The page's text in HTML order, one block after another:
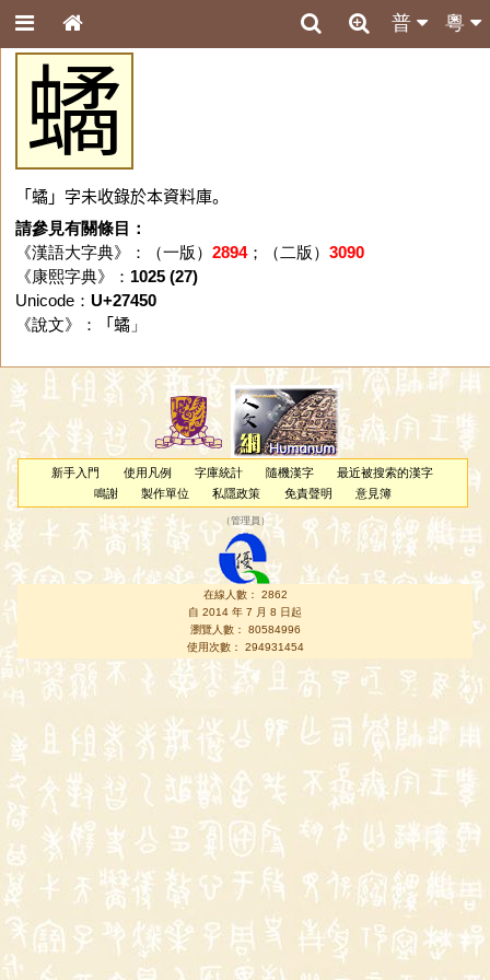
粵
普
𧑐
「𧑐」字未收錄於本資料庫。
請參見有關條目：
《漢語大字典》：（一版） 2894；（二版） 3090
《康熙字典》： 1025 (27)
Unicode： U+27450
《說文》：「 𧑐」
新手入門 使用凡例 字庫統計 隨機漢字
最近被搜索的漢字
鳴謝
製作單位 私隱政策 免責聲明 意見簿
（管理員 ）
在線人數： 2862
自 2014 年 7 月 8 日起
瀏覽人數： 80584996
使用次數： 294931454